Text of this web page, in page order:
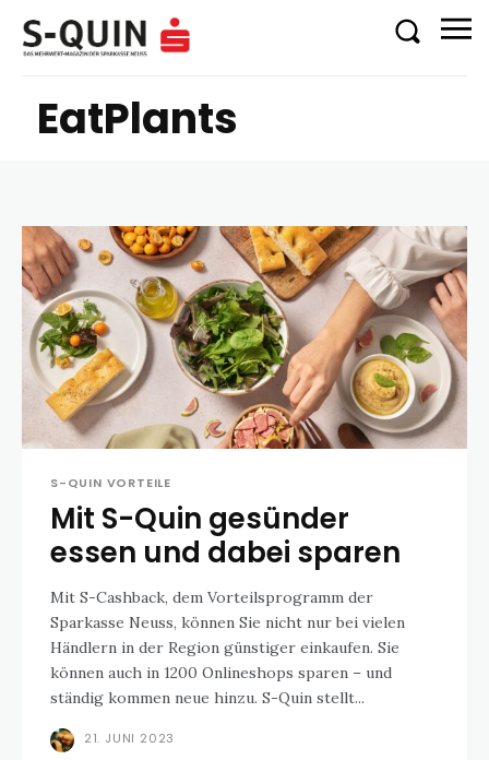
EatPlants
S-QUIN VORTEILE
Mit S-Quin gesünder
essen und dabei sparen
Mit S-Cashback, dem Vorteilsprogramm der
Sparkasse Neuss, können Sie nicht nur bei vielen
Händlern in der Region günstiger einkaufen. Sie
können auch in 1200 Onlineshops sparen – und
ständig kommen neue hinzu. S-Quin stellt...
21. JUNI 2023